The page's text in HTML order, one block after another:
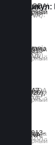
Артикул: